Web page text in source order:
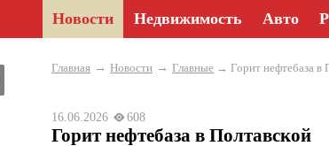
Новости Недвижимость Авто
Главная → Новости → Главные → Горит нефтебаза в
16.06.2026 608
Горит нефтебаза в Полтавской